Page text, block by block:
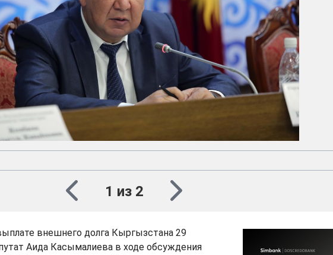
1 из 2
внешнего долга Кыргызстана 29
Аида Касымалиева в ходе обсуждения